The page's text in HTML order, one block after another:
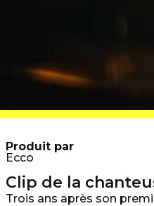
Clip de la
Trois ans après son
Produit par
Ecco